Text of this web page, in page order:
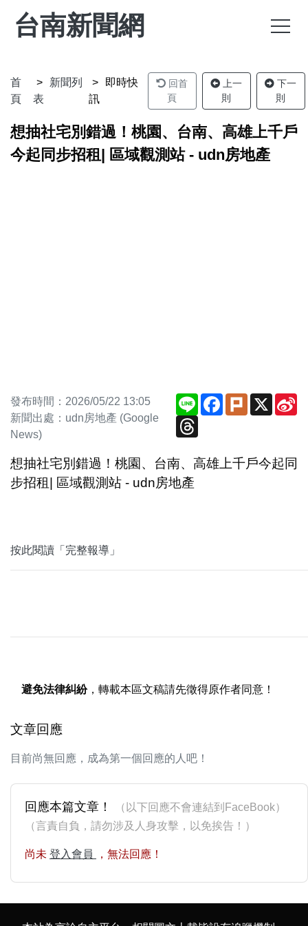
台南新聞網
首
頁
新聞列
表
即時快
訊
回首
頁
上一
則
下一
則
想抽社宅別錯過！桃園、台南、高雄上千戶
今起同步招租| 區域觀測站 - udn房地產
發布時間：2026/05/22 13:05
新聞出處：udn房地產 (Google
News)
Line Facebook
PlurkX
Threads
想抽社宅別錯過！桃園、台南、高雄上千戶今起同
步招租| 區域觀測站 - udn房地產
按此閱讀「完整報導」
避免法律糾紛，轉載本區文稿請先徵得原作者同意！
文章回應
目前尚無回應，成為第一個回應的人吧！
回應本篇文章！
（以下回應不會連結到FaceBook）
（言責自負，請勿涉及人身攻擊，以免挨告！）
尚未 登入會員 ，無法回應！